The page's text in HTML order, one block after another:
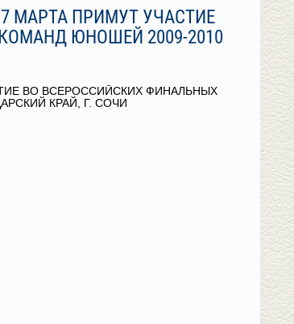
МАРТА ПРИМУТ УЧАСТИЕ
ЮНОШЕЙ 2009-2010
ВО ВСЕРОССИЙСКИХ ФИНАЛЬНЫХ
КРАЙ, Г. СОЧИ